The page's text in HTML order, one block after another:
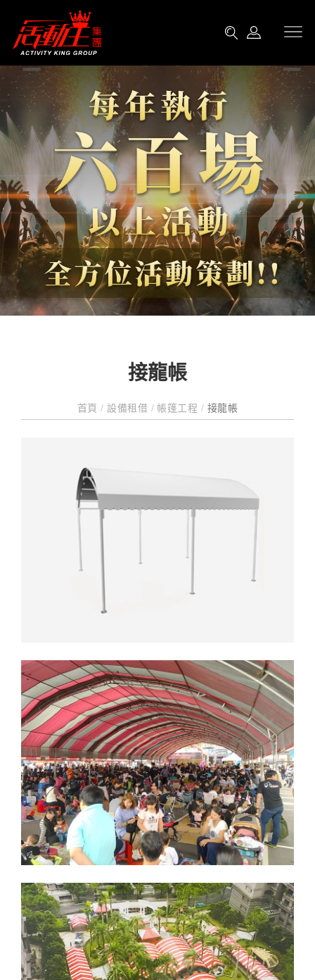
接龍帳
首頁/ 設備租借 / 帳篷工程 / 接龍帳